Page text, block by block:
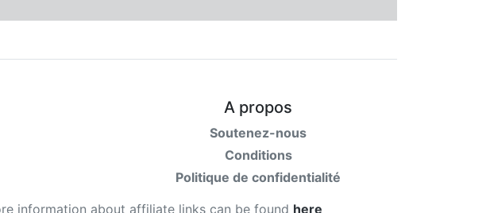
A propos
Soutenez-nous
Conditions
Politique de confidentialité
information about affiliate links can be found here